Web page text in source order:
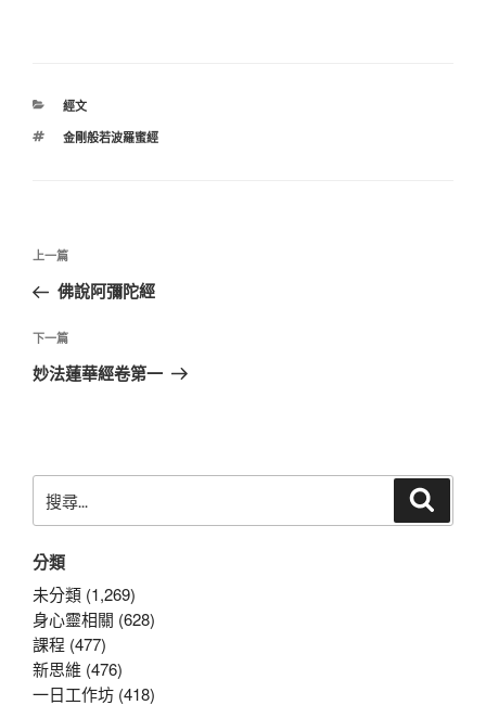
分
經文
標
金剛般若波羅蜜經
文
導
覽
上
一
文
章
上一篇
佛說阿彌陀經
下
一
下一篇
妙法蓮華經卷第一
尋
鍵
字:
分類
未分類 (1,269)
身心靈相關 (628)
課程 (477)
新思維 (476)
一日工作坊 (418)